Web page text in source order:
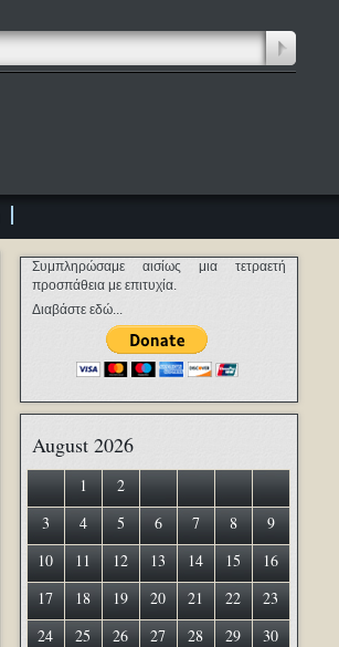
Συμπληρώσαμε αισίως μια τετραετή
προσπάθεια με επιτυχία.
Διαβάστε εδώ...
August 2026
1
2
3
4 5 6 7 8
9
10
11 12 13 14 15
16
17
18 19 20 21 22
23
24
25 26 27 28 29
30